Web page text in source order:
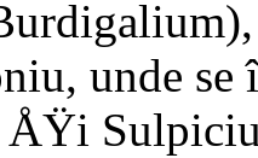
unde se